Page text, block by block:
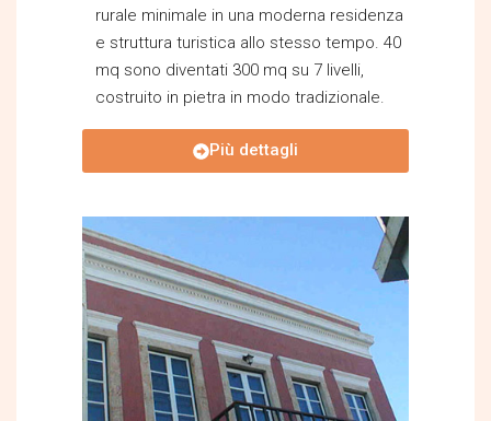
rurale minimale in una moderna residenza
e struttura turistica allo stesso tempo. 40
mq sono diventati 300 mq su 7 livelli,
costruito in pietra in modo tradizionale.
Più dettagli